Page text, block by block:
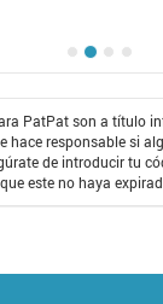
PatPat son a título
hace responsable si
de introducir tu
este no haya